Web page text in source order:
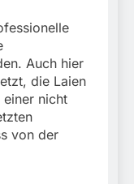
Auch hier
die Laien
nicht
von der